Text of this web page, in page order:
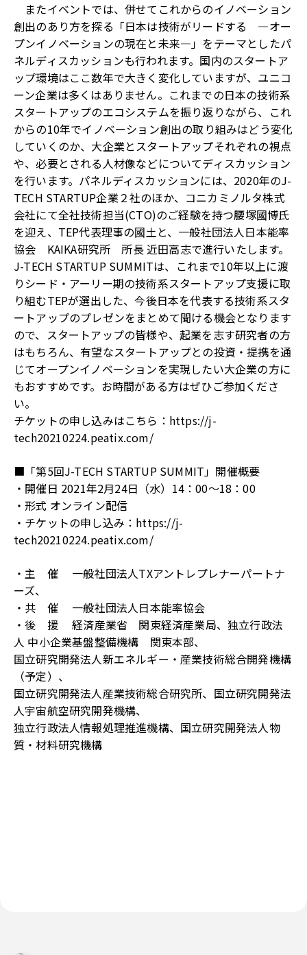
またイベントでは、併せてこれからのイノベーション
創出のあり方を探る「日本は技術がリードする ―オー
プンイノベーションの現在と未来―」をテーマとしたパ
ネルディスカッションも行われます。国内のスタートア
ップ環境はここ数年で大きく変化していますが、ユニコ
ーン企業は多くはありません。これまでの日本の技術系
スタートアップのエコシステムを振り返りながら、これ
からの10年でイノベーション創出の取り組みはどう変化
していくのか、大企業とスタートアップそれぞれの視点
や、必要とされる人材像などについてディスカッション
を行います。パネルディスカッションには、2020年のJ-
TECH STARTUP企業２社のほか、コニカミノルタ株式
会社にて全社技術担当(CTO)のご経験を持つ腰塚國博氏
を迎え、TEP代表理事の國土と、一般社団法人日本能率
協会 KAIKA研究所 所長 近田高志で進行いたします。
J-TECH STARTUP SUMMITは、これまで10年以上に渡
りシード・アーリー期の技術系スタートアップ支援に取
り組むTEPが選出した、今後日本を代表する技術系スタ
ートアップのプレゼンをまとめて聞ける機会となります
ので、スタートアップの皆様や、起業を志す研究者の方
はもちろん、有望なスタートアップとの投資・提携を通
じてオープンイノベーションを実現したい大企業の方に
もおすすめです。お時間がある方はぜひご参加くださ
い。
チケットの申し込みはこちら： https://j-
tech20210224.peatix.com/
■「第5回J-TECH STARTUP SUMMIT」開催概要
・開催日 2021年2月24日（水）14：00～18：00
・形式 オンライン配信
・チケットの申し込み： https://j-
tech20210224.peatix.com/
・主 催 一般社団法人TXアントレプレナーパートナ
ーズ、
・共 催 一般社団法人日本能率協会
・後 援 経済産業省 関東経済産業局、独立行政法
人 中小企業基盤整備機構 関東本部、
国立研究開発法人新エネルギー・産業技術総合開発機構
（予定）、
国立研究開発法人産業技術総合研究所、国立研究開発法
人宇宙航空研究開発機構、
独立行政法人情報処理推進機構、国立研究開発法人物
質・材料研究機構